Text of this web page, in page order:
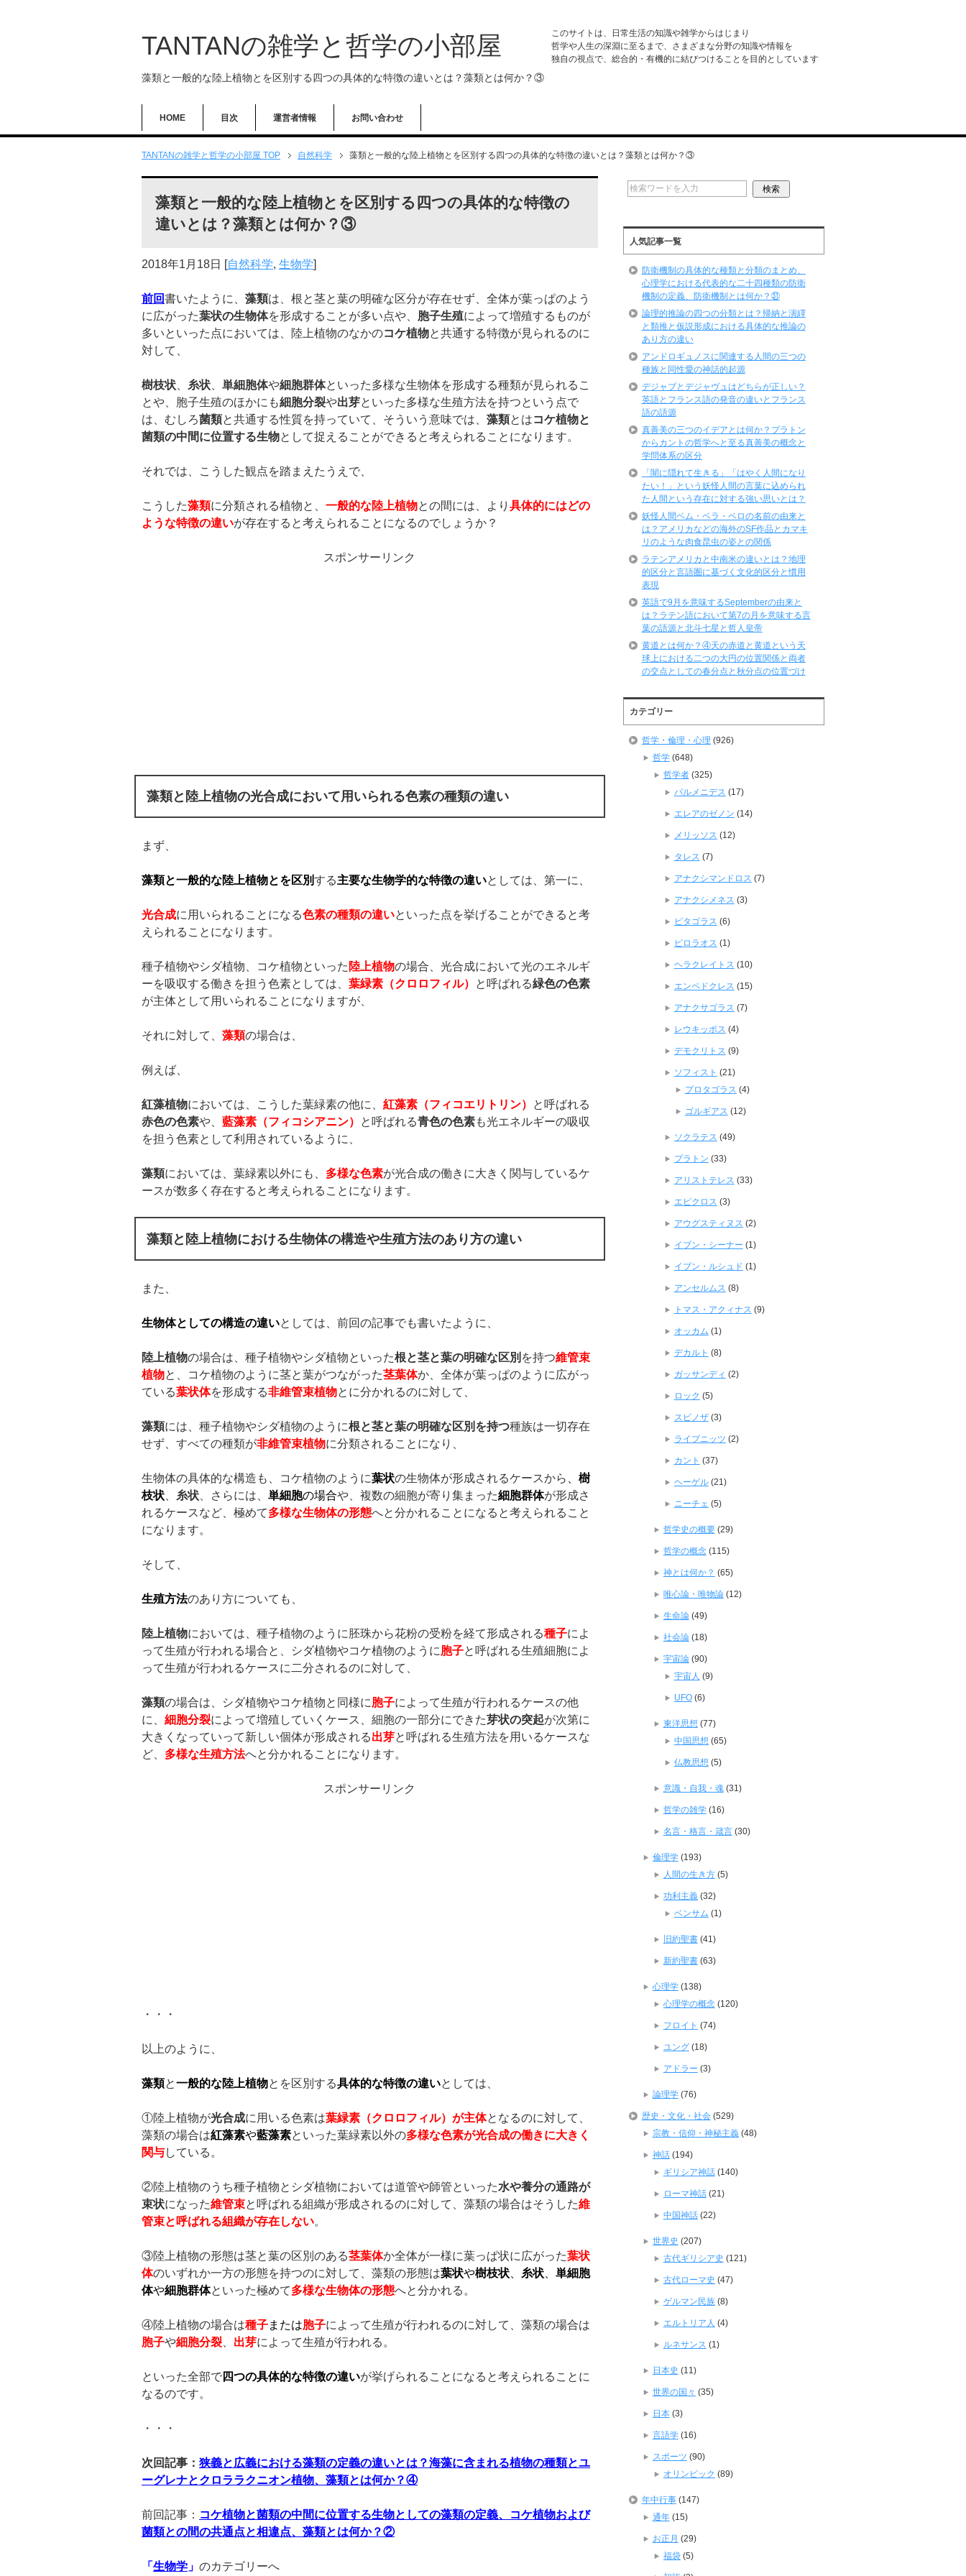
TANTANの雑学と哲学の小部屋
藻類と一般的な陸上植物とを区別する四つの具体的な特徴の違いとは？藻類とは何か？③
このサイトは、日常生活の知識や雑学からはじまり
哲学や人生の深淵に至るまで、さまざまな分野の知識や情報を
独自の視点で、総合的・有機的に結びつけることを目的としています
HOME 目次 運営者情報 お問い合わせ
TANTANの雑学と哲学の小部屋 TOP 自然科学 藻類と一般的な陸上植物とを区別する四つの具体的な特徴の違いとは？藻類とは何か？③
藻類と一般的な陸上植物とを区別する四つの具体的な特徴の
違いとは？藻類とは何か？③
2018年1月18日 [自然科学, 生物学]
前回書いたように、 藻類は、根と茎と葉の明確な区分が存在せず、全体が葉っぱのよう
に広がった葉状の生物体を形成することが多い点や、 胞子生殖によって増殖するものが
多いといった点においては、陸上植物のなかのコケ植物と共通する特徴が見られるのに
対して、
樹枝状 糸状 単細胞体や細胞群体といった多様な生物体を形成する種類が見られるこ
とや、胞子生殖のほかにも細胞分裂や出芽といった多様な生殖方法を持つという点で
は、むしろ菌類と共通する性質を持っていて、そういう意味では、 藻類とはコケ植物と
菌類の中間に位置する生物として捉えることができると考えられることになります。
それでは、こうした観点を踏まえたうえで、
こうした藻類に分類される植物と、 一般的な陸上植物との間には、より 具体的にはどの
ような特徴の違いが存在すると考えられることになるのでしょうか？
スポンサーリンク
藻類と陸上植物の光合成において用いられる色素の種類の違い
まず、
藻類と一般的な陸上植物とを区別する主要な生物学的な特徴の違いとしては、第一に、
光合成に用いられることになる色素の種類の違いといった点を挙げることができると考
えられることになります。
種子植物やシダ植物、コケ植物といった 陸上植物の場合、光合成において光のエネルギ
ーを吸収する働きを担う色素としては、 葉緑素（クロロフィル） と呼ばれる緑色の色素
が主体として用いられることになりますが、
それに対して、 藻類の場合は、
例えば、
紅藻植物においては、こうした葉緑素の他に、 紅藻素（フィコエリトリン）
と呼ばれる
赤色の色素や、 藍藻素（フィコシアニン） と呼ばれる青色の色素も光エネルギーの吸収
を担う色素として利用されているように、
藻類においては、葉緑素以外にも、 多様な色素が光合成の働きに大きく関与しているケ
ースが数多く存在すると考えられることになります。
藻類と陸上植物における生物体の構造や生殖方法のあり方の違い
また、
生物体としての構造の違いとしては、前回の記事でも書いたように、
陸上植物の場合は、種子植物やシダ植物といった根と茎と葉の明確な区別 を持つ維管束
植物と、コケ植物のように茎と葉がつながった茎葉体か、全体が葉っぱのように広がっ
ている葉状体を形成する非維管束植物とに分かれるのに対して、
藻類には、種子植物やシダ植物のように根と茎と葉の明確な区別を持つ種族は一切存在
せず、すべての種類が非維管束植物に分類されることになり、
生物体の具体的な構造も、コケ植物のように葉状の生物体が形成されるケースから
樹
枝状
糸状 、さらには、 単細胞の場合や、複数の細胞が寄り集まった細胞群体が形成さ
れるケースなど、極めて多様な生物体の形態へと分かれることになると考えられること
になります。
そして、
生殖方法のあり方についても、
陸上植物においては、種子植物のように胚珠から花粉の受粉を経て形成される種子によ
って生殖が行われる場合と、シダ植物やコケ植物のように胞子と呼ばれる生殖細胞によ
って生殖が行われるケースに二分されるのに対して、
藻類の場合は、シダ植物やコケ植物と同様に胞子によって生殖が行われるケースの他
に、 細胞分裂によって増殖していくケース、細胞の一部分にできた芽状の突起が次第に
大きくなっていって新しい個体が形成される出芽と呼ばれる生殖方法を用いるケースな
ど、 多様な生殖方法へと分かれることになります。
スポンサーリンク
・・・
以上のように、
藻類と一般的な陸上植物とを区別する具体的な特徴の違いとしては、
①陸上植物が光合成に用いる色素は葉緑素（クロロフィル）が主体となるのに対して、
藻類の場合は紅藻素や藍藻素といった葉緑素以外の多様な色素が光合成の働きに大きく
関与している。
②陸上植物のうち種子植物とシダ植物においては道管や師管といった水や養分の通路が
束状になった維管束と呼ばれる組織が形成されるのに対して、藻類の場合はそうした維
管束と呼ばれる組織が存在しない。
③陸上植物の形態は茎と葉の区別のある茎葉体か全体が一様に葉っぱ状に広がった葉状
体のいずれか一方の形態を持つのに対して、藻類の形態は葉状や樹枝状 糸状
単細胞
体や細胞群体といった極めて多様な生物体の形態へと分かれる。
④陸上植物の場合は種子または胞子によって生殖が行われるのに対して、藻類の場合は
胞子や細胞分裂 出芽によって生殖が行われる。
といった全部で四つの具体的な特徴の違いが挙げられることになると考えられることに
なるのです。
・・・
次回記事： 狭義と広義における藻類の定義の違いとは？海藻に含まれる植物の種類とユ
ーグレナとクロララクニオン植物、藻類とは何か？④
前回記事： コケ植物と菌類の中間に位置する生物としての藻類の定義、コケ植物および
菌類との間の共通点と相違点、藻類とは何か？②
「 生物学 」 のカテゴリーへ
人気記事一覧
防衛機制の具体的な種類と分類のまとめ、
心理学における代表的な二十四種類の防衛
機制の定義、防衛機制とは何か？㉛
論理的推論の四つの分類とは？帰納と演繹
と類推と仮説形成における具体的な推論の
あり方の違い
アンドロギュノスに関連する人間の三つの
種族と同性愛の神話的起源
デジャブとデジャヴュはどちらが正しい？
英語とフランス語の発音の違いとフランス
語の語源
真善美の三つのイデアとは何か？プラトン
からカントの哲学へと至る真善美の概念と
学問体系の区分
「闇に隠れて生きる」「はやく人間になり
たい！」という妖怪人間の言葉に込められ
た人間という存在に対する強い思いとは？
妖怪人間ベム・ベラ・ベロの名前の由来と
は？アメリカなどの海外のSF作品とカマキ
リのような肉食昆虫の姿との関係
ラテンアメリカと中南米の違いとは？地理
的区分と言語圏に基づく文化的区分と慣用
表現
英語で9月を意味するSeptemberの由来と
は？ラテン語において第7の月を意味する言
葉の語源と北斗七星と哲人皇帝
黄道とは何か？④天の赤道と黄道という天
球上における二つの大円の位置関係と両者
の交点としての春分点と秋分点の位置づけ
カテゴリー
哲学・倫理・心理 (926)
哲学(648)
哲学者(325)
パルメニデス (17)
エレアのゼノン (14)
メリッソス (12)
タレス (7)
アナクシマンドロス (7)
アナクシメネス (3)
ピタゴラス (6)
ピロラオス (1)
ヘラクレイトス (10)
エンペドクレス (15)
アナクサゴラス (7)
レウキッポス (4)
デモクリトス (9)
ソフィスト (21)
プロタゴラス (4)
ゴルギアス (12)
ソクラテス (49)
プラトン (33)
アリストテレス (33)
エピクロス (3)
アウグスティヌス (2)
イブン・シーナー (1)
イブン・ルシュド (1)
アンセルムス (8)
トマス・アクィナス (9)
オッカム (1)
デカルト (8)
ガッサンディ (2)
ロック (5)
スピノザ(3)
ライプニッツ (2)
カント (37)
ヘーゲル(21)
ニーチェ (5)
哲学史の概要(29)
哲学の概念(115)
神とは何か？ (65)
唯心論・唯物論(12)
生命論(49)
社会論(18)
宇宙論(90)
宇宙人 (9)
UFO(6)
東洋思想 (77)
中国思想 (65)
仏教思想 (5)
意識・自我・魂(31)
哲学の雑学(16)
名言・格言・箴言(30)
倫理学(193)
人間の生き方(5)
功利主義(32)
ベンサム (1)
旧約聖書(41)
新約聖書(63)
心理学(138)
心理学の概念(120)
フロイト (74)
ユング(18)
アドラー (3)
論理学(76)
歴史・文化・社会(529)
宗教・信仰・神秘主義(48)
神話(194)
ギリシア神話(140)
ローマ神話(21)
中国神話(22)
世界史 (207)
古代ギリシア史 (121)
古代ローマ史 (47)
ゲルマン民族(8)
エルトリア人 (4)
ルネサンス (1)
日本史 (11)
世界の国々 (35)
日本(3)
言語学(16)
スポーツ (90)
オリンピック (89)
年中行事(147)
通年(15)
お正月 (29)
福袋(5)